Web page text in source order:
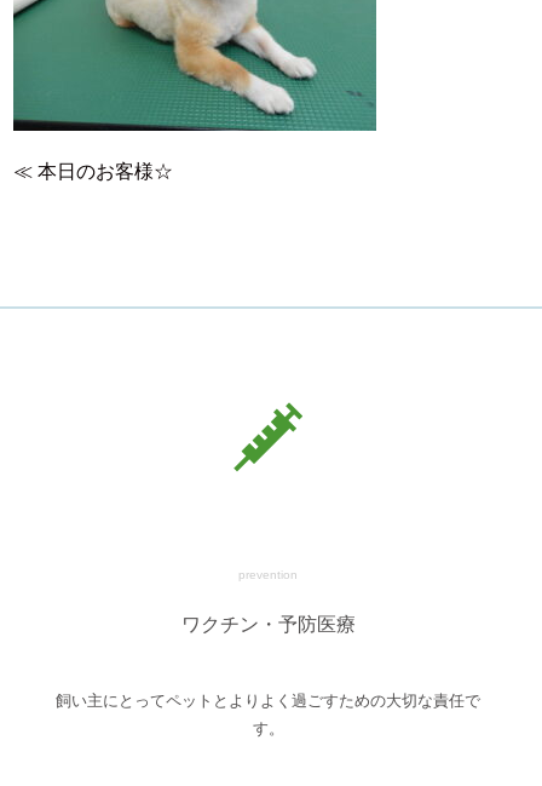
≪本日のお客様☆
prevention
ワクチン・予防医療
飼い主にとってペットとよりよく過ごすための大切な責任で
す。